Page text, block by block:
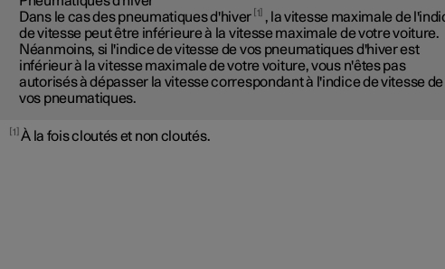
Dans le cas des pneumatiques d'hiver 1
, la vitesse maximale de
de vitesse peut être inférieure à la vitesse maximale de votre voiture.
Néanmoins, si l'indice de vitesse de vos pneumatiques d'hiver est
inférieur à la vitesse maximale de votre voiture, vous n'êtes pas
autorisés à dépasser la vitesse correspondant à l'indice de vitesse de
vos pneumatiques.
1 À la fois cloutés et non cloutés.